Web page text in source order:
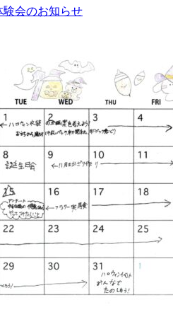
会のお知らせ